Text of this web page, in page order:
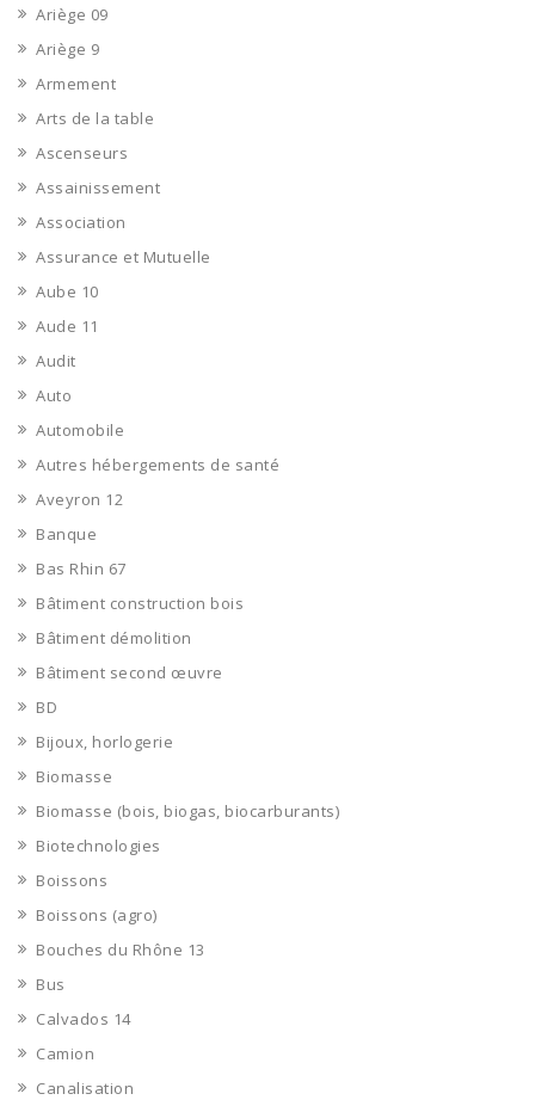
Ariège 09
Ariège 9
Armement
Arts de la table
Ascenseurs
Assainissement
Association
Assurance et Mutuelle
Aube 10
Aude 11
Audit
Auto
Automobile
Autres hébergements de santé
Aveyron 12
Banque
Bas Rhin 67
Bâtiment construction bois
Bâtiment démolition
Bâtiment second œuvre
BD
Bijoux, horlogerie
Biomasse
Biomasse (bois, biogas, biocarburants)
Biotechnologies
Boissons
Boissons (agro)
Bouches du Rhône 13
Bus
Calvados 14
Camion
Canalisation